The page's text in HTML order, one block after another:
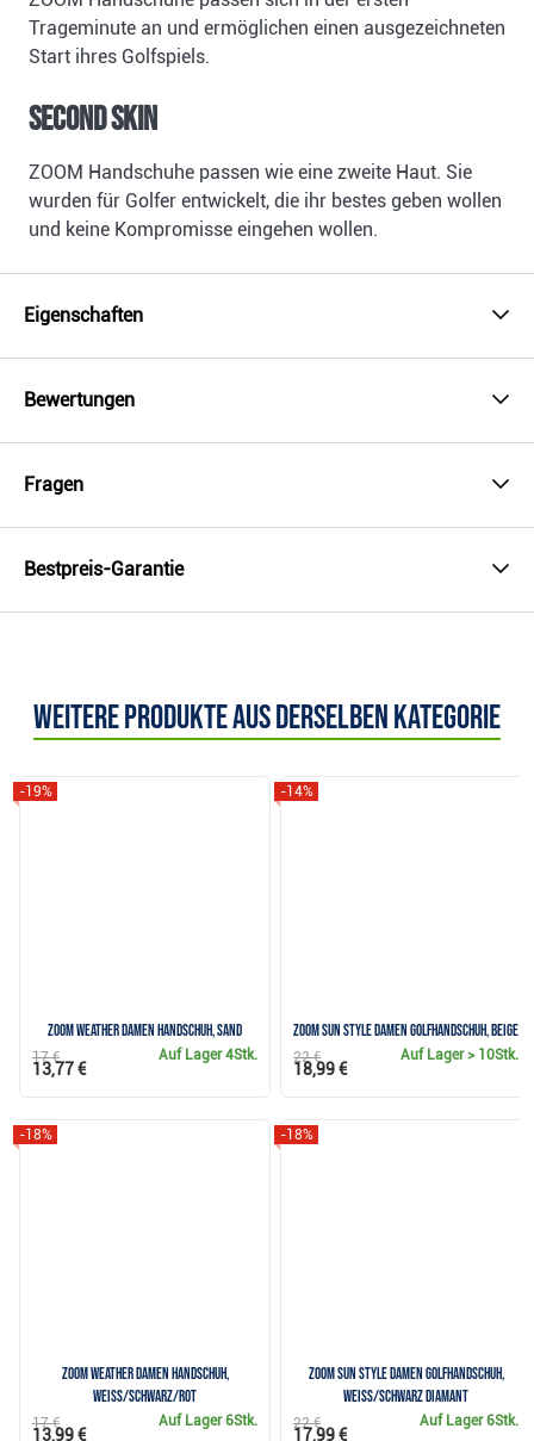
Trageminute an und ermöglichen einen ausgezeichneten
Start ihres Golfspiels.
SECOND SKIN
ZOOM Handschuhe passen wie eine zweite Haut. Sie
wurden für Golfer entwickelt, die ihr bestes geben wollen
und keine Kompromisse eingehen wollen.
Eigenschaften
Bewertungen
Fragen
Bestpreis-Garantie
Weitere Produkte aus derselben Kategorie
Zoom Weather Damen Handschuh, sand
-19%
Auf Lager4Stk.
17 €
13,77 €
Zoom Sun Style Damen Golfhandschuh, beige
-14%
Auf Lager> 10Stk.
22 €
18,99 €
Zoom Weather Damen Handschuh,
weiss/schwarz/rot
-18%
Auf Lager6Stk.
17 €
13,99 €
Zoom Sun Style Damen Golfhandschuh,
weiss/schwarz Diamant
-18%
Auf Lager6Stk.
22 €
17,99 €